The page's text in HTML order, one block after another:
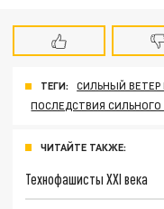
ТЕГИ:
СИЛЬНЫЙ ВЕТЕР
ПОСЛЕДСТВИЯ СИЛЬНОГО
ЧИТАЙТЕ ТАКЖЕ:
Технофашисты XXI века